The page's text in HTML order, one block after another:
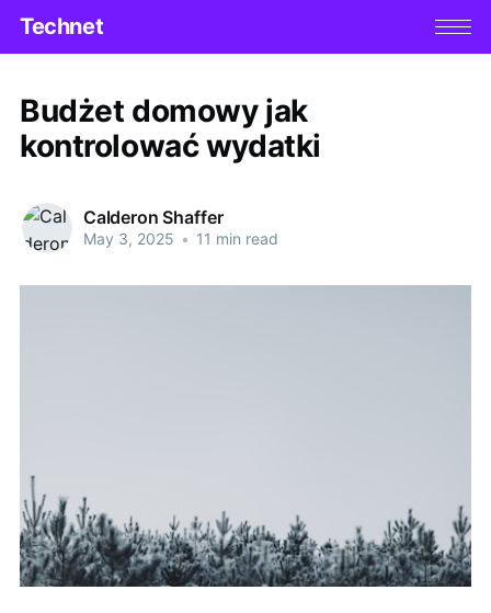
Technet
Budżet domowy jak
kontrolować wydatki
Calderon Shaffer
May 3, 2025 • 11 min read